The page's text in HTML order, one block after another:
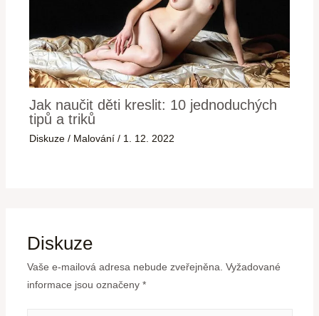
Jak naučit děti kreslit: 10 jednoduchých
tipů a triků
Diskuze / Malování / 1. 12. 2022
Diskuze
Vaše e-mailová adresa nebude zveřejněna. Vyžadované
informace jsou označeny *